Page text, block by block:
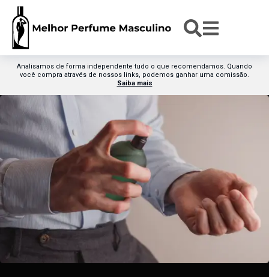
Analisamos de forma independente tudo o que recomendamos. Quando
você compra através de nossos links, podemos ganhar uma comissão.
Saiba mais